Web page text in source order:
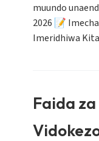
muundo
2026 📝
Imeridhiwa
Faida